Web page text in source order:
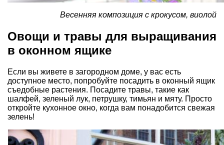
Весенняя композиция с крокусом, виолой
Овощи и травы для выращивания
в оконном ящике
Если вы живете в загородном доме, у вас есть
доступное место, попробуйте посадить в оконный ящик
съедобные растения. Посадите травы, такие как
шалфей, зеленый лук, петрушку, тимьян и мяту. Просто
откройте кухонное окно, когда вам понадобится свежая
зелень!